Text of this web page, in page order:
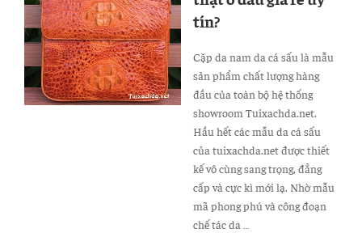
chéo
CST01”
tín?
Cặp da nam da cá sấu là mẫu
sản phẩm chất lượng hàng
đầu của toàn bộ hệ thống
showroom Tuixachda.net.
Hầu hết các mẫu da cá sấu
của tuixachda.net được thiết
kế vô cùng sang trọng, đẳng
cấp và cực kì mới lạ. Nhờ mẫu
mã phong phú và công đoạn
chế tác da …